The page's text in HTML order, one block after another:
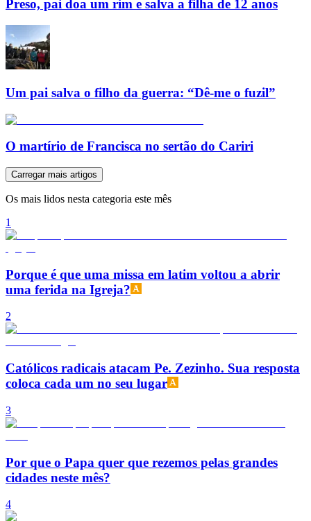
Preso, pai doa um rim e salva a filha de 12 anos
Um pai salva o filho da guerra: “Dê-me o fuzil”
O martírio de Francisca no sertão do Cariri
Carregar mais artigos
Os mais lidos nesta categoria este mês
1
Porque é que uma missa em latim voltou a abrir
uma ferida na Igreja?
2
Católicos radicais atacam Pe. Zezinho. Sua resposta
coloca cada um no seu lugar
3
Por que o Papa quer que rezemos pelas grandes
cidades neste mês?
4